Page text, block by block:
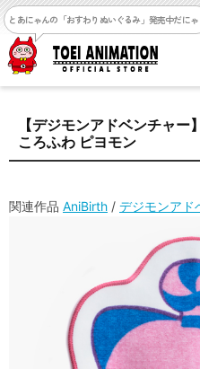
とあにゃんの「おすわりぬいぐるみ」発売中だにゃ
【デジモンアドベンチャ
ころふわ ピヨモン
関連作品 AniBirth / デジモンアド